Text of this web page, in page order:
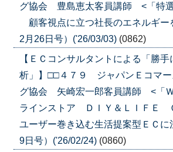
グ協会 豊島恵太客員講師 <「特
顧客視点に立つ社長のエネルギー
2月26日号）('26/03/03) (0862)
【ＥＣコンサルタントによる「勝
析」】□□４７９ ジャパンＥコマー
グ協会 矢崎宏一郎客員講師 <「
ラインストア ＤＩＹ＆ＬＩＦＥ
ユーザー巻き込む生活提案型ＥＣに
9日号）('26/02/24) (0860)